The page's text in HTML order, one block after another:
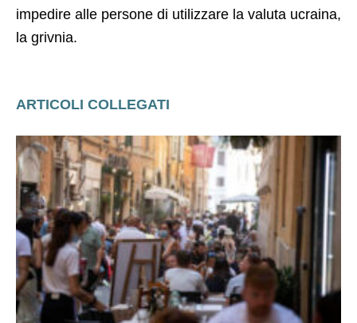
impedire alle persone di utilizzare la valuta ucraina,
la grivnia.
ARTICOLI COLLEGATI